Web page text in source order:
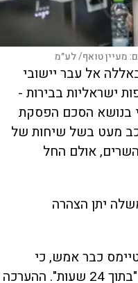
מעיין טואף/ לע״מ
אל עבר יישובי
ישראליות בבירות -
בנושא הסכם הפסקת
מעט בשל שיחות של
אולם החל
יתן הצהרה
טיימס כבר אמש, כי
ההכרזה על הפסקת האש צפויה "בתוך 24 שעות". ההערכה